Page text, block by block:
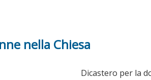
nella Chiesa
Dicastero per la